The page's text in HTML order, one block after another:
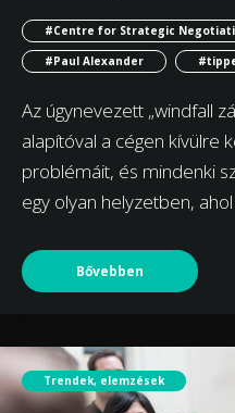
#Centre for Strategic
#Paul Alexander
Az úgynevezett „windfall
alapítóval a cégen kívülre
problémáit, és mindenki
egy olyan helyzetben,
Bővebben
Trendek, elemzések